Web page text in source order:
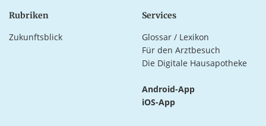
Rubriken
Zukunftsblick
Services
Glossar / Lexikon
Für den Arztbesuch
Die Digitale Hausapotheke
Android-App
iOS-App